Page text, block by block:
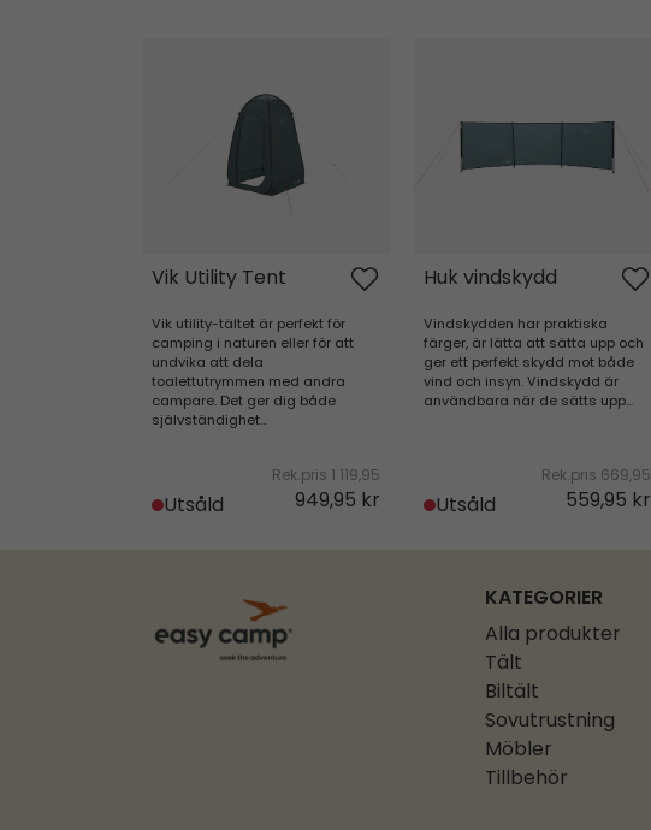
Vik Utility Tent
Vik utility-tältet är perfekt för
camping i naturen eller för att
undvika att dela
toalettutrymmen med andra
campare. Det ger dig både
självständighet...
Utsåld
Rek.pris 1 119,95
949,95 kr
Huk vindskydd
Vindskydden har praktiska
färger, är lätta att sätta upp och
ger ett perfekt skydd mot både
vind och insyn. Vindskydd är
användbara när de sätts upp...
Utsåld
Rek.pris 669,95
559,95 kr
KATEGORIER
Alla produkter
Tält
Biltält
Sovutrustning
Möbler
Tillbehör